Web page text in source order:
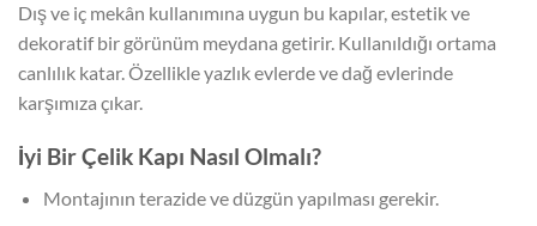
Dış ve iç mekân kullanımına uygun bu kapılar, estetik ve
dekoratif bir görünüm meydana getirir. Kullanıldığı ortama
canlılık katar. Özellikle yazlık evlerde ve dağ evlerinde
karşımıza çıkar.
İyi Bir Çelik Kapı Nasıl Olmalı?
Montajının terazide ve düzgün yapılması gerekir.